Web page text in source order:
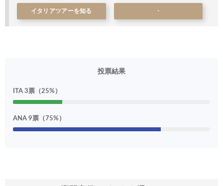
イタリアツアーを知る -
投票結果
ITA 3票（25%）
ANA 9票（75%）